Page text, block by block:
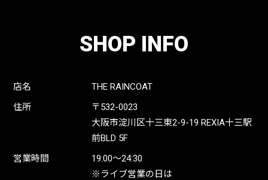
SHOP INFO
店名
THE RAINCOAT
住所
〒532-0023
大阪市淀川区十三東2-9-19 REXIA十三駅
前BLD 5F
営業時間
19:00〜24:30
※ライブ営業の日は